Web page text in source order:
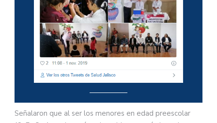
Señalaron que al ser los menores en edad preescolar